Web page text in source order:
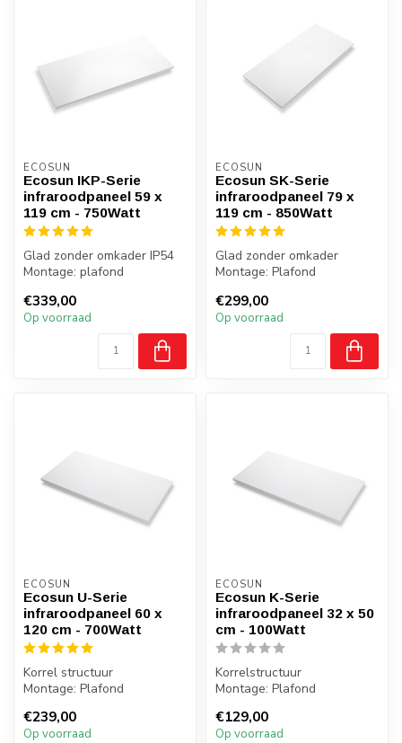
ECOSUN
Ecosun IKP-Serie
infraroodpaneel 59 x
119 cm - 750Watt
Glad zonder omkader IP54
Montage: plafond
Badkamer: ja, zone ...
€339,00
Op voorraad
ECOSUN
Ecosun SK-Serie
infraroodpaneel 79 x
119 cm - 850Watt
Glad zonder omkader
Montage: Plafond
Badkamer: Nee
€299,00
Op voorraad
ECOSUN
Ecosun U-Serie
infraroodpaneel 60 x
120 cm - 700Watt
Korrel structuur
Montage: Plafond
Badkamer: Ja, zone 2,3
€239,00
Op voorraad
ECOSUN
Ecosun K-Serie
infraroodpaneel 32 x 50
cm - 100Watt
Korrelstructuur
Montage: Plafond
Badkamer: Ja, zone 2,3
€129,00
Op voorraad